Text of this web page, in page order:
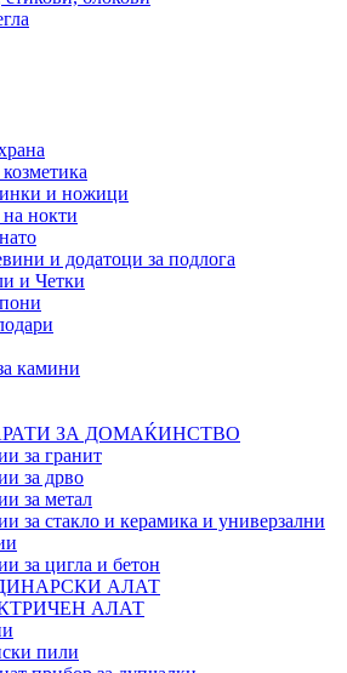
и ножици
нокти
и додатоци за подлога
и Четки
камини
ЗА ДОМАЌИНСТВО
за гранит
за дрво
за метал
за стакло и керамика и универзални
за цигла и бетон
АЛАТ
АЛАТ
пили